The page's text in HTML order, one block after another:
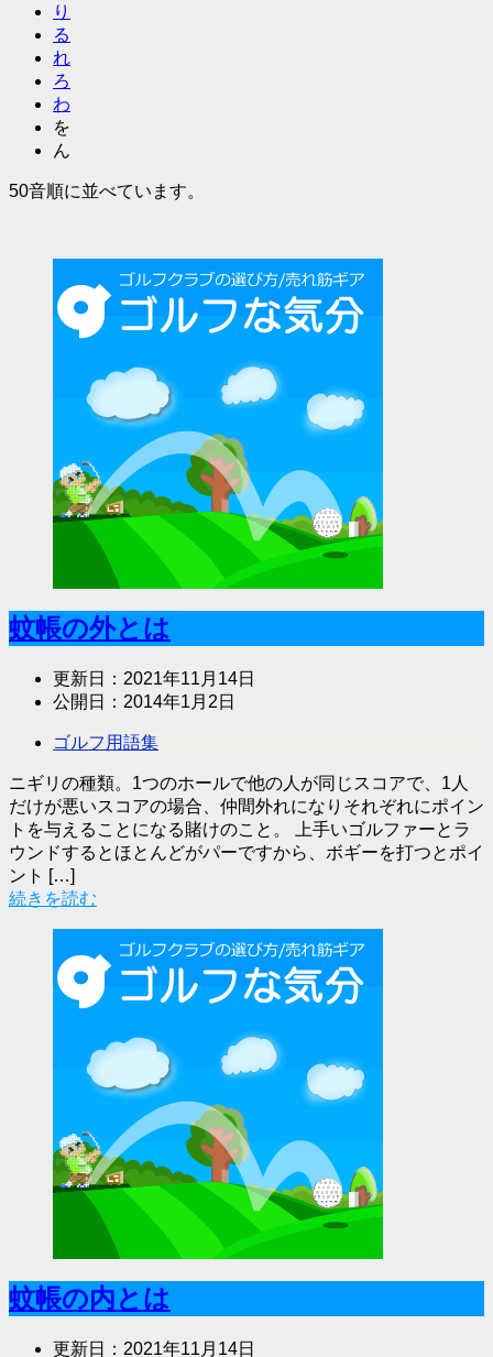
り
る
れ
ろ
わ
を
ん
50音順に並べています。
蚊帳の外とは
更新日： 2021年11月14日
公開日： 2014年1月2日
ゴルフ用語集
ニギリの種類。1つのホールで他の人が同じスコアで、1人
だけが悪いスコアの場合、仲間外れになりそれぞれにポイン
トを与えることになる賭けのこと。 上手いゴルファーとラ
ウンドするとほとんどがパーですから、ボギーを打つとポイ
ント […]
続きを読む
蚊帳の内とは
更新日： 2021年11月14日